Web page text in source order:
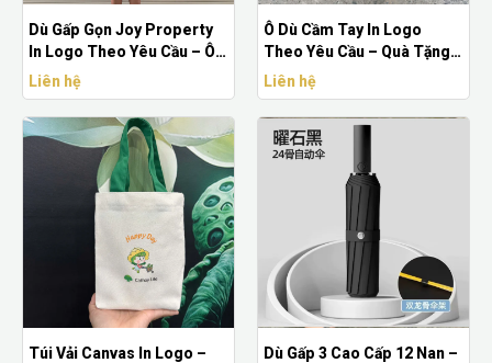
Dù Gấp Gọn Joy Property
In Logo Theo Yêu Cầu – Ô
Dù Quảng Cáo Doanh
Nghiệp
Liên hệ
Ô Dù Cầm Tay In Logo
Theo Yêu Cầu – Quà Tặng
Doanh Nghiệp Cao Cấp
Liên hệ
Túi Vải Canvas In Logo –
Dù Gấp 3 Cao Cấp 12 Nan –